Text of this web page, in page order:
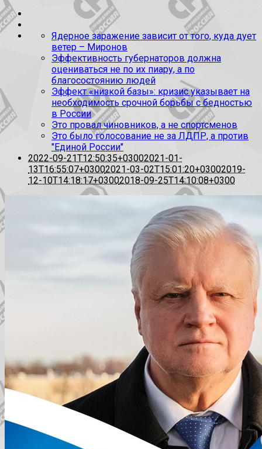
Ядерное заражение зависит от того, куда дует
ветер – Миронов
Эффективность губернаторов должна
оцениваться не по их пиару, а по
благосостоянию людей
Эффект «низкой базы»: кризис указывает на
необходимость срочной борьбы с бедностью
в России
Это провал чиновников, а не спортсменов
Это было голосование не за ЛДПР, а против
"Единой России"
2022-09-21T12:50:35+03002021-01-
13T16:55:07+03002021-03-02T15:01:20+03002019-
12-10T14:18:17+03002018-09-25T14:10:08+0300